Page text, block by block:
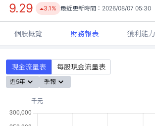
9.29 3.1% 最近更新時間： 2026/08/07 05:30
個股概覽 財務報表 獲利能力
現金流量表 每股現金流量表
近5年 季報